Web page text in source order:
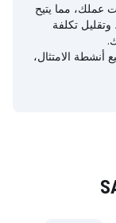
عملك، مما يتيح
تكلفة
أنشطة الامتثال،